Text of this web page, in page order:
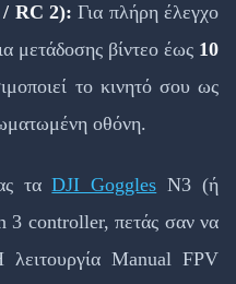
/ RC 2): Για πλήρη έλεγχο
μετάδοσης βίντεο έως 10
το κινητό σου ως
οθόνη.
ταDJI Goggles N3 (ή
controller, πετάς σαν να
Manual FPV